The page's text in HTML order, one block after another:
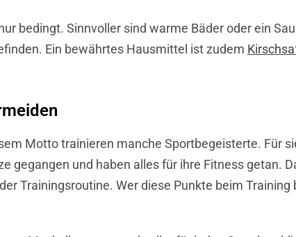
bedingt. Sinnvoller sind warme Bäder oder ein
Ein bewährtes Hausmittel ist zudem
Motto trainieren manche Sportbegeisterte. Für
gegangen und haben alles für ihre Fitness getan.
Trainingsroutine. Wer diese Punkte beim